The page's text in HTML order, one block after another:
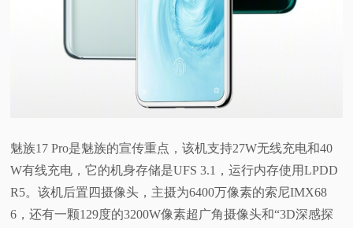
魅族17 Pro是魅族的宣传重点，该机支持27W无线充电和40
W有线充电，它的机身存储是UFS 3.1，运行内存使用LPDD
R5。该机后置四摄像头，主摄为6400万像素的索尼IMX68
6，还有一颗129度的3200W像素超广角摄像头和“3D深感探